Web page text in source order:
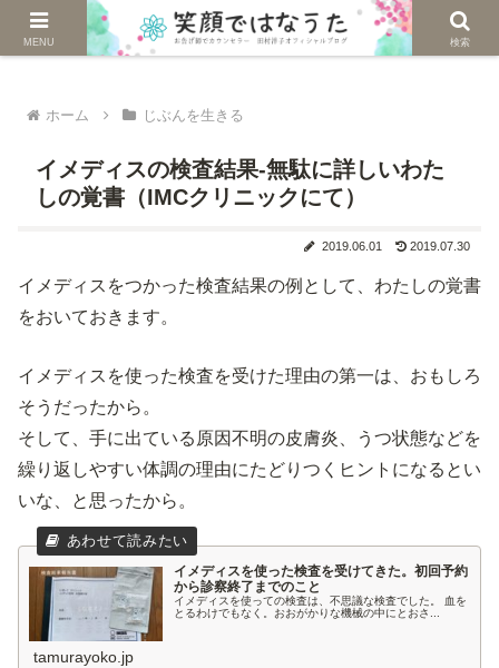
じぶんを生きる。自然に生きる。
ホーム じぶんを生きる
イメディスの検査結果-無駄に詳しいわた
しの覚書（IMCクリニックにて）
2019.06.01 2019.07.30
イメディスをつかった検査結果の例として、わたしの覚書
をおいておきます。
イメディスを使った検査を受けた理由の第一は、おもしろ
そうだったから。
そして、手に出ている原因不明の皮膚炎、うつ状態などを
繰り返しやすい体調の理由にたどりつくヒントになるとい
いな、と思ったから。
イメディスを使った検査を受けてきた。初回予約
から診察終了までのこと
イメディスを使っての検査は、不思議な検査でした。 血を
とるわけでもなく。おおがかりな機械の中にとおさ...
tamurayoko.jp
MENU 検索